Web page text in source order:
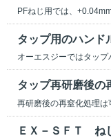
PFねじ用では、
タップ用のハンド
オーエスジーではタップ
タップ再研磨後の
再研磨後の再窒化処理は
ＥＸ－ＳＦＴ ね